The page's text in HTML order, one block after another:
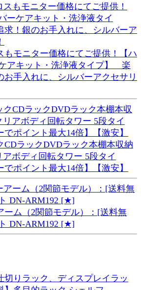
もモニター価格にてご提供！【ハ
アキット・洗浄液タイプ】 楽
お手入れに、シルバーアクセサリ
CDラックDVDラック本棚本収納
アボディ回転タワー 5段タイ
イント最大14倍】【激安】
ーム（2関節モデル）：[送料無
DN-ARM192 [★]
切りラック、ディスプレイラッ